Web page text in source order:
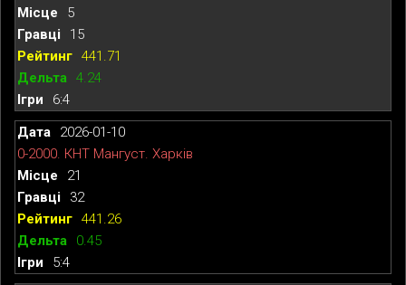
5
15
441.71
4.24
6:4
2026-01-10
0-2000. КНТ Мангуст. Харків
21
32
441.26
0.45
5:4